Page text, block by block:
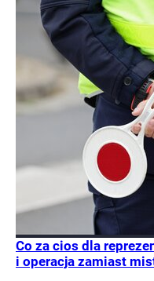
Co za cios dla
i operacja zamiast